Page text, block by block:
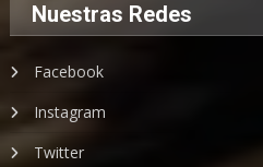
Nuestras Redes
Facebook
Instagram
Twitter